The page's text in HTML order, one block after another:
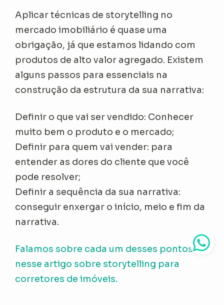
Aplicar técnicas de storytelling no
mercado imobiliário é quase uma
obrigação, já que estamos lidando com
produtos de alto valor agregado. Existem
alguns passos para essenciais na
construção da estrutura da sua narrativa:
Definir o que vai ser vendido: Conhecer
muito bem o produto e o mercado;
Definir para quem vai vender: para
entender as dores do cliente que você
pode resolver;
Definir a sequência da sua narrativa:
conseguir enxergar o início, meio e fim da
narrativa.
Falamos sobre cada um desses pontos
nesse artigo sobre storytelling para
corretores de imóveis.